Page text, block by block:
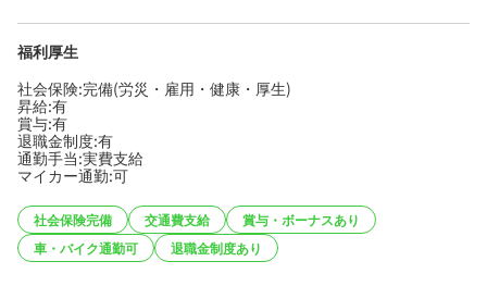
福利厚生
社会保険:完備(労災・雇用・健康・厚生)
昇給:有
賞与:有
退職金制度:有
通勤手当:実費支給
マイカー通勤:可
社会保険完備 交通費支給
賞与・ボーナスあり
車・バイク通勤可
退職金制度あり